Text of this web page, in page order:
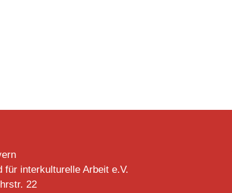
für interkulturelle Arbeit e.V.
22